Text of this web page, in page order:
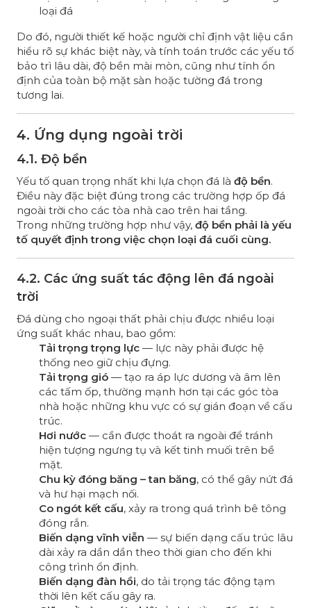
loại đá
Do đó, người thiết kế hoặc người chỉ định vật liệu cần
hiểu rõ sự khác biệt này, và tính toán trước các yếu tố
bảo trì lâu dài, độ bền mài mòn, cũng như tính ổn
định của toàn bộ mặt sàn hoặc tường đá trong
tương lai.
4. Ứng dụng ngoài trời
4.1. Độ bền
Yếu tố quan trọng nhất khi lựa chọn đá là độ bền.
Điều này đặc biệt đúng trong các trường hợp ốp đá
ngoài trời cho các tòa nhà cao trên hai tầng.
Trong những trường hợp như vậy, độ bền phải là yếu
tố quyết định trong việc chọn loại đá cuối cùng.
4.2. Các ứng suất tác động lên đá ngoài
trời
Đá dùng cho ngoại thất phải chịu được nhiều loại
ứng suất khác nhau, bao gồm:
Tải trọng trọng lực — lực này phải được hệ
thống neo giữ chịu đựng.
Tải trọng gió — tạo ra áp lực dương và âm lên
các tấm ốp, thường mạnh hơn tại các góc tòa
nhà hoặc những khu vực có sự gián đoạn về cấu
trúc.
Hơi nước — cần được thoát ra ngoài để tránh
hiện tượng ngưng tụ và kết tinh muối trên bề
mặt.
Chu kỳ đóng băng – tan băng, có thể gây nứt đá
và hư hại mạch nối.
Co ngót kết cấu, xảy ra trong quá trình bê tông
đóng rắn.
Biến dạng vĩnh viễn — sự biến dạng cấu trúc lâu
dài xảy ra dần dần theo thời gian cho đến khi
công trình ổn định.
Biến dạng đàn hồi, do tải trọng tác động tạm
thời lên kết cấu gây ra.